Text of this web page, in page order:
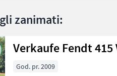
zanimati:
Verkaufe Fendt 415
God. pr. 2009